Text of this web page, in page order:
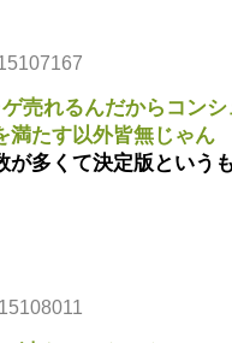
売れるんだからコン
満たす以外皆無じゃん
が多くて決定版という